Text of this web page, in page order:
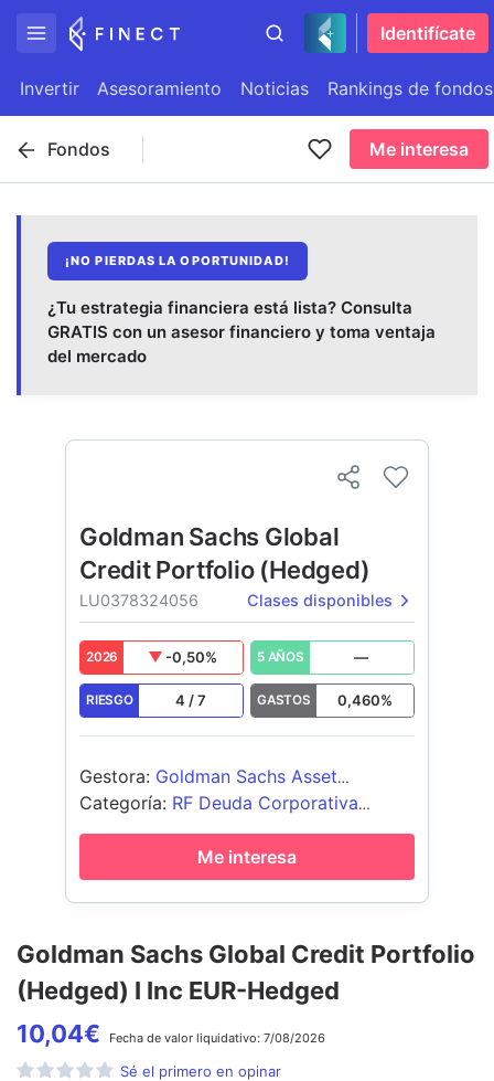
Identifícate
Invertir Asesoramiento Noticias Rankings de fondos
Fondos Me interesa
¡NO PIERDAS LA OPORTUNIDAD!
¿Tu estrategia financiera está lista? Consulta
GRATIS con un asesor financiero y toma ventaja
del mercado
Goldman Sachs Global Credit Portfolio
(Hedged) I Inc EUR-Hedged
10,04€ Fecha de valor liquidativo: 7/08/2026
Sé el primero en opinar
Goldman Sachs Global
Credit Portfolio (Hedged)
LU0378324056 Clases disponibles
2026 -0,50% 5 AÑOS —
RIESGO 4 /7 GASTOS 0,460%
Gestora: Goldman Sachs Asset
Management B.V.
Categoría: RF Deuda Corporativa
Global - USD Cubierto
Me interesa